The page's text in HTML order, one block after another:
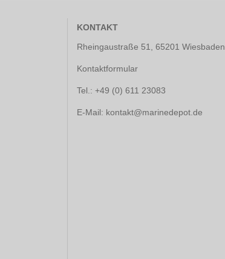
KONTAKT
Rheingaustraße 51, 65201 Wiesbaden
Kontaktformular
Tel.: +49 (0) 611 23083
E-Mail: kontakt@marinedepot.de